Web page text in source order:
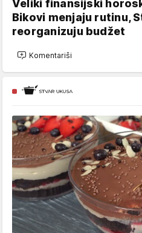
Veliki finansijski
Bikovi menjaju rutinu,
reorganizuju budžet
Komentariši